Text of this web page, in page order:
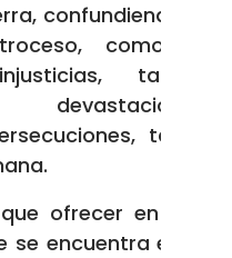
confundiendo el
como lo
tantos
tanto
ofrecer en ese
se encuentra en el